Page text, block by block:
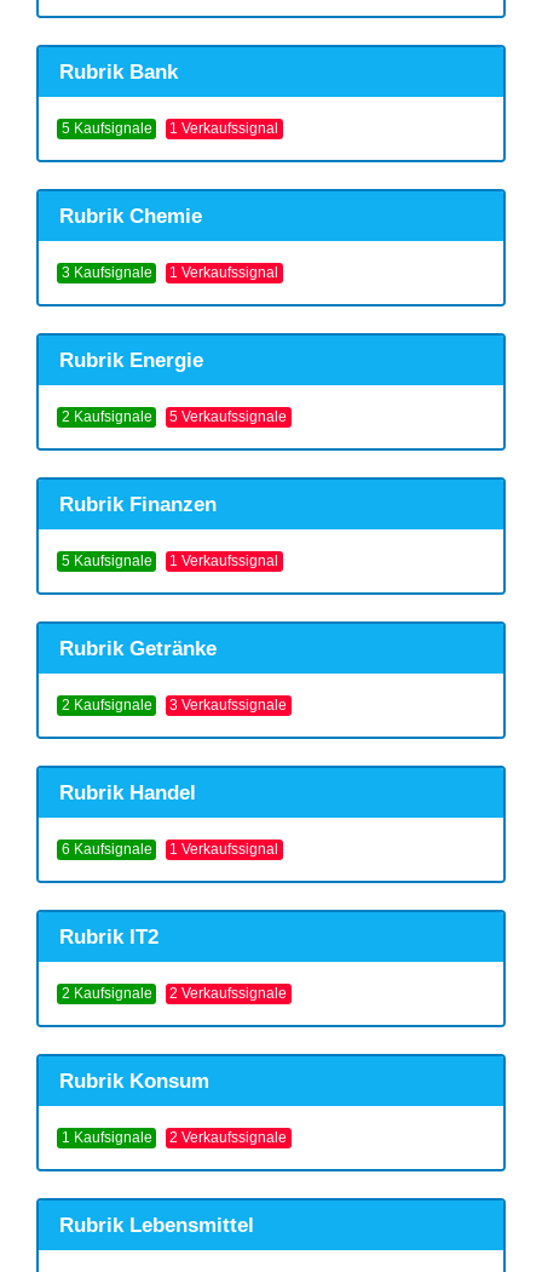
Rubrik Bank
5 Kaufsignale 1 Verkaufssignal
Rubrik Chemie
3 Kaufsignale 1 Verkaufssignal
Rubrik Energie
2 Kaufsignale 5 Verkaufssignale
Rubrik Finanzen
5 Kaufsignale 1 Verkaufssignal
Rubrik Getränke
2 Kaufsignale 3 Verkaufssignale
Rubrik Handel
6 Kaufsignale 1 Verkaufssignal
Rubrik IT2
2 Kaufsignale 2 Verkaufssignale
Rubrik Konsum
1 Kaufsignale 2 Verkaufssignale
Rubrik Lebensmittel